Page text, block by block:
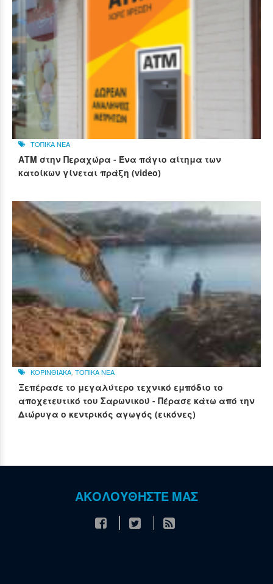
ΤΟΠΙΚΑ ΝΕΑ
ΑΤΜ στην Περαχώρα - Ένα πάγιο αίτημα των
κατοίκων γίνεται πράξη (video)
ΚΟΡΙΝΘΙΑΚΑ ΤΟΠΙΚΑ ΝΕΑ
Ξεπέρασε το μεγαλύτερο τεχνικό εμπόδιο το
αποχετευτικό του Σαρωνικού - Πέρασε κάτω από την
Διώρυγα ο κεντρικός αγωγός (εικόνες)
ΑΚΟΛΟΥΘΗΣΤΕ ΜΑΣ